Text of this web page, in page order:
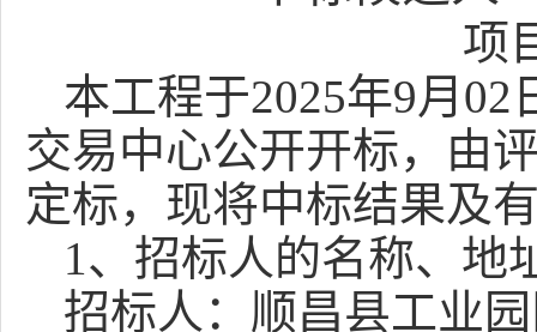
项
本工程于2025年9月 02
交易中心公开开标，由
定标， 现将中标结果及
1、招标人的名称、地
招标人： 顺昌县工业